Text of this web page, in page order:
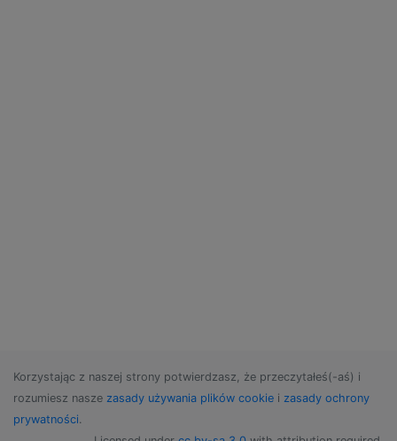
Korzystając z naszej strony potwierdzasz, że przeczytałeś(-aś) i
rozumiesz nasze zasady używania plików cookie i zasady ochrony
prywatności.